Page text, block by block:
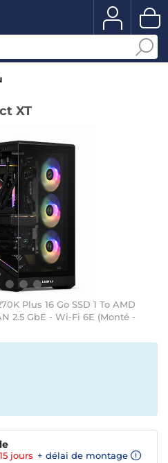
XT
Plus 16 Go SSD 1 To AMD
2.5 GbE - Wi-Fi 6E (Monté -
15 jours + délai de montage